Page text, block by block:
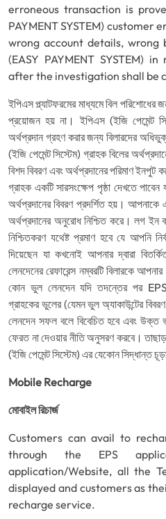
erroneous transaction is
PAYMENT SYSTEM)
wrong account details, wrong
(EASY PAYMENT SYSTEM)
after the investigation shall be
ইপিএস প্ল্যাটফরমের মাধ্যমে বিল পরিশোধের
প্রয়োজন হয় না। ইপিএস (ইজি পেমেন্ট
অর্থপ্রদান গ্রহণ করার জন্য বিলারদের
(ইজি পেমেন্ট সিস্টেম) গ্রাহক বিলের
বিশদ বিবরণ এবং অর্থপ্রদানের পরিমাণ ইনপুট
গ্রাহক একটি সারসংক্ষেপ পৃষ্ঠা দেখতে পাবেন
অর্থপ্রদানের বিবরণ প্রদর্শিত হয়।
অর্থপ্রদানের অনুরোধ নিশ্চিত করে। লগ ইন
নিশ্চিতকরণ যথেষ্ট প্রমাণ হবে যে আপনি
দিয়েছেন যা কখনোই আপনার দ্বারা
লেনদেনের রেফারেন্স নম্বরটি বিলারকে
কোন ভুল লেনদেন যদি তদন্তের পর
গ্রাহকের ভুলের (যেমন ভুল অ্যাকাউন্টের
লেনদেন সফল বলে বিবেচিত হবে এবং উক্ত
ফেরত না দেওয়ার নীতি অনুসরণ করবে।
(ইজি পেমেন্ট সিস্টেম) এর যেকোন সিদ্ধান্ত
Mobile Recharge
মোবাইল রিচার্জ
Customers can avail to
through the EPS
application/Website, all the
displayed and customers as
recharge service.